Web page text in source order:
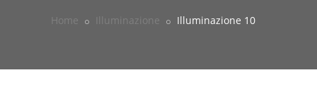
Home Illuminazione Illuminazione 10